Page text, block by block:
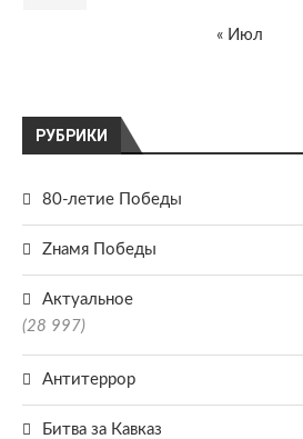
РУБРИКИ
80-летие Победы
Zнамя Победы
Актуальное
(28 997)
Антитеррор
Битва за Кавказ
« Июл